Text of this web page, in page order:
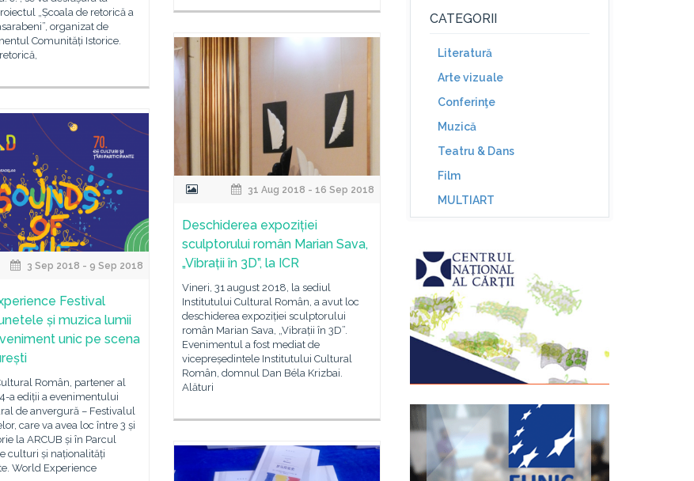
„Școala de retorică a
organizat de
Comunități Istorice.
31 Aug 2018 - 16 Sep 2018
Deschiderea expoziției
sculptorului român Marian Sava,
„Vibrații în 3D”, la ICR
Vineri, 31 august 2018, la sediul
Institutului Cultural Român, a avut loc
deschiderea expoziției sculptorului
român Marian Sava, „Vibrații în 3D”.
Evenimentul a fost mediat de
vicepreședintele Institutului Cultural
Român, domnul Dan Béla Krizbai.
Alături
3 Sep 2018 - 9 Sep 2018
Festival
și muzica lumii
unic pe scena
Român, partener al
a ediții a evenimentului
de anvergură – Festivalul
care va avea loc între 3 și
la ARCUB și în Parcul
culturi și naționalități
World Experience
CATEGORII
Literatură
Arte vizuale
Conferinţe
Muzică
Teatru & Dans
Film
MULTIART